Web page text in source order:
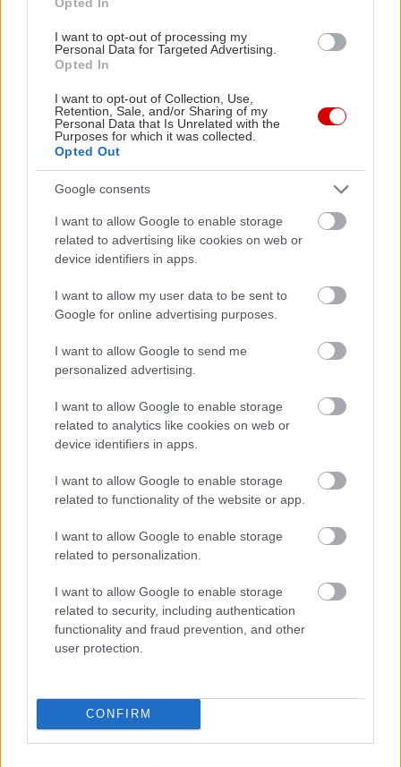
I want to opt-out of processing my
Personal Data for Targeted Advertising.
Opted In
I want to opt-out of Collection, Use,
Retention, Sale, and/or Sharing of my
Personal Data that Is Unrelated with the
Purposes for which it was collected.
Opted Out
Google consents
I want to allow Google to enable storage
related to advertising like cookies on web or
device identifiers in apps.
I want to allow my user data to be sent to
Google for online advertising purposes.
I want to allow Google to send me
personalized advertising.
I want to allow Google to enable storage
related to analytics like cookies on web or
device identifiers in apps.
I want to allow Google to enable storage
related to functionality of the website or app.
I want to allow Google to enable storage
related to personalization.
I want to allow Google to enable storage
related to security, including authentication
functionality and fraud prevention, and other
user protection.
CONFIRM
τα… έντεκα σπίτια και τον ομώνυμο βυζαντινό
ναό, και θα εξερευνήσετε τον προστατευμένο
οικισμό των Ψαράδων στην Μεγάλη Πρέσπα,
μόλις εξήντα χιλιόμετρα από την Φλώρινα. Εκεί,
θα προμηθευθείτε τοπικά προϊόντα, όπως τα
φημισμένα φασόλια Πρεσπών, τα χειροποίητα
πλεκτά καλάθια και τα λαχταριστά γλυκά του
κουταλιού. Άλλοι ενδιαφέροντες παρόχθιοι
οικισμοί είναι ο Άγιος Γερμανός, ο Λαιμός και οι
κοντινόχιονοδρομικό κέντρο Βίγλας-
Πισοδερίου
για να εξασκηθείτε στον βασιλιά των
χειμερινών σπορ.
Πού να μείνετε : Στον ξενώνα
παραδοσιακό οικισμό του Λαιμού, τα άνετα
δωμάτια του οποίου στοιχίζουν από 55€, στα
δίκλινα δωμάτια με τζάκι του παραδοσιακού
ξενώναΆγιος Γερμανός, στην πιο γραφική
γειτονιά του ομώνυμου χωριού (από 45€) ή στα
λιτά, «χωριάτικα» δωμάτια του ξενώνα Varnous
επίσης στον Άγιο Γερμανό για ακόμη μεγαλύτερη
οικονομία (από 30€ για το δίκλινο δωμάτιο).
Λουτρά Ποζάρ
Κάπου στην Πέλλα, υπάρχει μια τοποθεσία που,
προκλητικά και μας προσκαλεί για μια
πρωτόγνωρη εμπειρία φυσιολατρικών «βουτιών»